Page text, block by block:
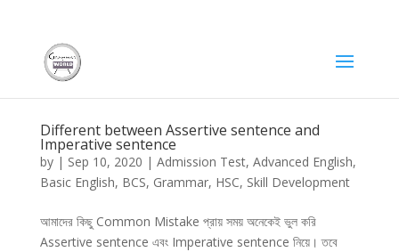
Different between Assertive sentence and
Imperative sentence
by | Sep 10, 2020 | Admission Test, Advanced English,
Basic English, BCS, Grammar, HSC, Skill Development
আমাদের কিছু Common Mistake প্রায় সময় অনেকেই ভুল করি
Assertive sentence এবং Imperative sentence নিয়ে। তবে